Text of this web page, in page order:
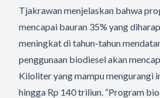
Tjakrawan menjelaskan bahwa
mencapai bauran 35% yang
meningkat di tahun-tahun
penggunaan biodiesel akan
Kiloliter yang mampu mengurangi
hingga Rp 140 triliun. “Program